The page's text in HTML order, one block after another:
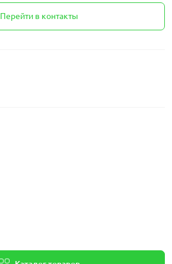
Перейти в контакты